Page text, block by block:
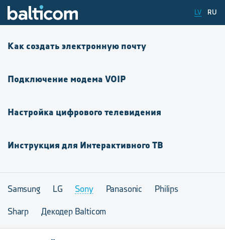
LV RU
Как создать электронную почту
Подключение модема VOIP
Настройка цифрового телевидения
Инструкция для Интерактивного ТВ
Samsung LG Sony Panasonic Philips
Sharp Декодер Balticom